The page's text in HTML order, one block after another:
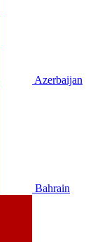
Azerbaijan
Bahrain